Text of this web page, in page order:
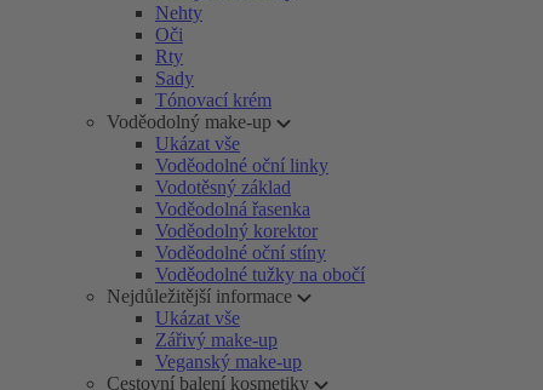
Nehty
Oči
Rty
Sady
Tónovací krém
Voděodolný make-up
Ukázat vše
Voděodolné oční linky
Vodotěsný základ
Voděodolná řasenka
Voděodolný korektor
Voděodolné oční stíny
Voděodolné tužky na obočí
Nejdůležitější informace
Ukázat vše
Zářivý make-up
Veganský make-up
Cestovní balení kosmetiky